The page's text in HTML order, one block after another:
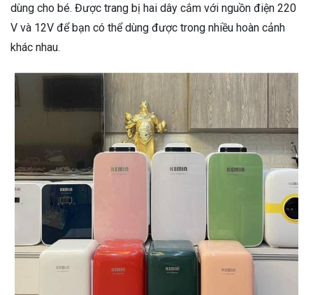
dùng cho bé. Được trang bị hai dây cắm với nguồn điện 220
V và 12V để bạn có thể dùng được trong nhiều hoàn cảnh
khác nhau.